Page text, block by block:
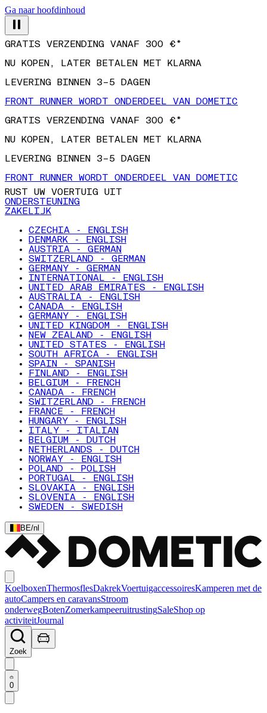
Ga naar hoofdinhoud
NU KOPEN, LATER BETALEN MET KLARNA
LEVERING BINNEN 3–5 DAGEN
FRONT RUNNER WORDT ONDERDEEL VAN DOMETIC
GRATIS VERZENDING VANAF 300 €*
NU KOPEN, LATER BETALEN MET KLARNA
LEVERING BINNEN 3–5 DAGEN
FRONT RUNNER WORDT ONDERDEEL VAN DOMETIC
RUST UW VOERTUIG UIT
ONDERSTEUNING
ZAKELIJK
CZECHIA - ENGLISH
DENMARK - ENGLISH
AUSTRIA - GERMAN
SWITZERLAND - GERMAN
GERMANY - GERMAN
INTERNATIONAL - ENGLISH
UNITED ARAB EMIRATES - ENGLISH
AUSTRALIA - ENGLISH
CANADA - ENGLISH
GERMANY - ENGLISH
UNITED KINGDOM - ENGLISH
NEW ZEALAND - ENGLISH
UNITED STATES - ENGLISH
SOUTH AFRICA - ENGLISH
SPAIN - SPANISH
FINLAND - ENGLISH
BELGIUM - FRENCH
CANADA - FRENCH
SWITZERLAND - FRENCH
FRANCE - FRENCH
HUNGARY - ENGLISH
ITALY - ITALIAN
BELGIUM - DUTCH
NETHERLANDS - DUTCH
NORWAY - ENGLISH
POLAND - POLISH
PORTUGAL - ENGLISH
SLOVAKIA - ENGLISH
SLOVENIA - ENGLISH
SWEDEN - SWEDISH
BE/nl
KoelboxenThermosflesDakrekVoertuigaccessoiresKamperen met de
autoCampers en caravansStroom
onderwegBotenZomerkampeeruitrustingSaleShop op
activiteitJournal
Zoek
0